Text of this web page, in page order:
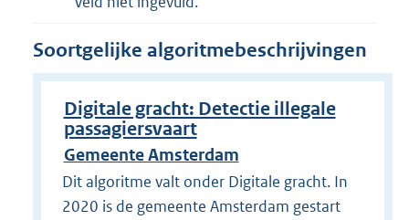
Soortgelijke algoritmebeschrijvingen
Digitale gracht: Detectie illegale
passagiersvaart
Gemeente Amsterdam
Dit algoritme valt onder Digitale gracht. In
2020 is de gemeente Amsterdam gestart